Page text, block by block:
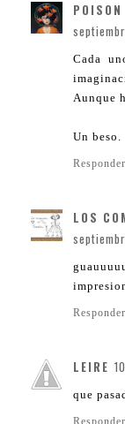
Cada
Aunque
Un beso.
Responder
LOS
Responder
LEIRE
que
Responder